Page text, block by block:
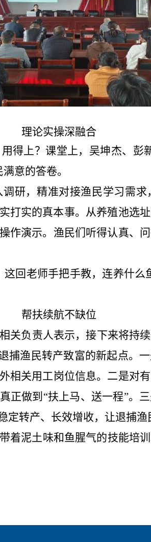
理论实操深融合
得上？课堂上，吴坤杰、彭
意的答卷。
研，精准对接渔民学习需
打实的真本事。 从养殖池选
作演示。渔民们听得认真、
这回老师手把手教，连养什么
帮扶续航不缺位
关负责人表示，接下来将持续
捕渔民转产致富的新起点。
相关用工岗位信息。 二是对有
真正做到 “扶上马、送一程”。
定转产、长效增收， 让退捕渔
着泥土味和鱼腥气的技能培训